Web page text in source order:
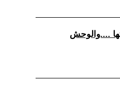
....والوحش